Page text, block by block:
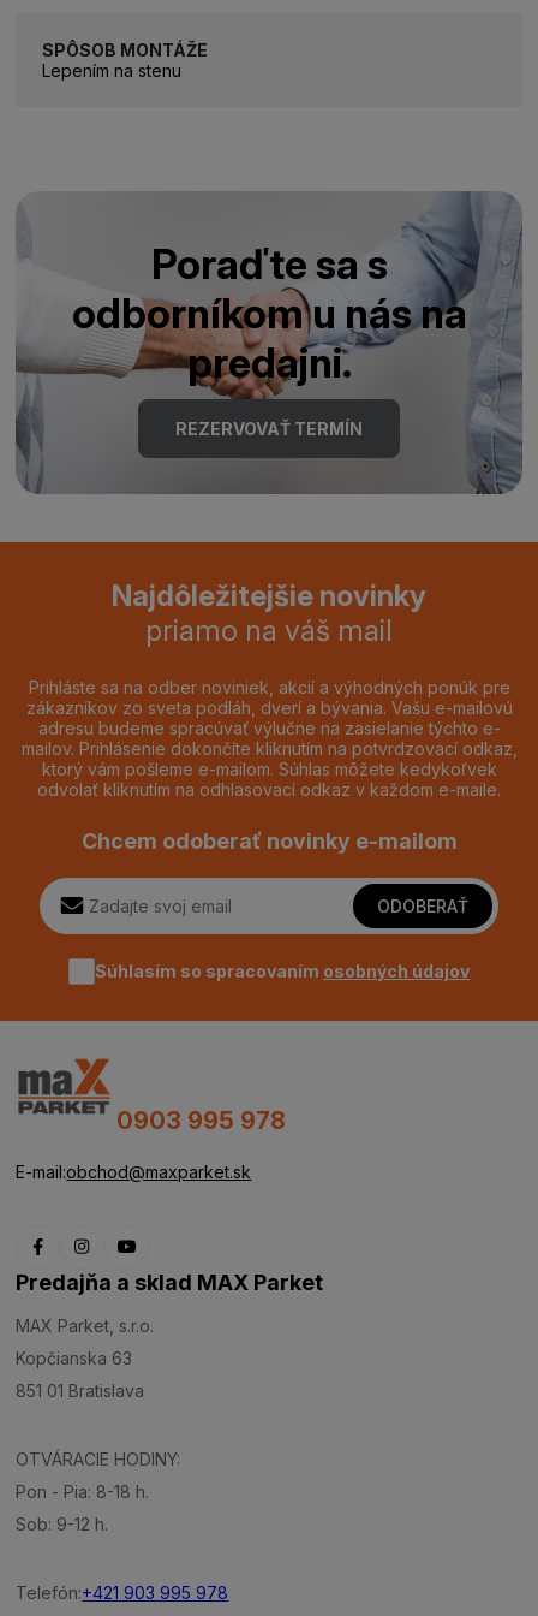
SPÔSOB MONTÁŽE
Lepením na stenu
Poraďte sa s
odborníkom u nás na
predajni.
REZERVOVAŤ TERMÍN
Najdôležitejšie novinky
priamo na váš mail
Prihláste sa na odber noviniek, akcií a výhodných ponúk pre
zákazníkov zo sveta podláh, dverí a bývania. Vašu e-mailovú
adresu budeme spracúvať výlučne na zasielanie týchto e-
mailov. Prihlásenie dokončíte kliknutím na potvrdzovací odkaz,
ktorý vám pošleme e-mailom. Súhlas môžete kedykoľvek
odvolať kliknutím na odhlasovací odkaz v každom e-maile.
Chcem odoberať novinky e-mailom
ODOBERAŤ
Súhlasím so spracovaním osobných údajov
0903 995 978
E-mail:obchod@maxparket.sk
Predajňa a sklad MAX Parket
MAX Parket, s.r.o.
Kopčianska 63
851 01 Bratislava
OTVÁRACIE HODINY:
Pon - Pia: 8-18 h.
Sob: 9-12 h.
Telefón:+421 903 995 978